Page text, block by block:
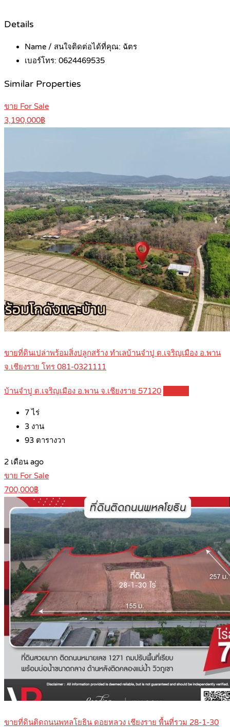
Details
Name / สนใจติดต่อได้ที่คุณ: ฉัตร
เบอร์โทร: 0624469535
Similar Properties
ขาย For Sale
3,190,000฿
ขายที่ดินเปล่าพร้อมสิ่งปลูกสร้าง ทำเลบ้านจำปู ต.เจริญเมือง อ.พาน
จ.เชียงราย โทร 081-0321111
บ้านจำปู ต.เจริญเมือง อ.พาน จ.เชียงราย 57120
7 ไร่
3 งาน
93 ตารางวา
2 เดือน ago
ขาย For Sale
700,000฿
ขายที่ดินติดถนนพหลโยธิน ดอยหลวง เชียงราย พื้นที่รวม 28-1-30